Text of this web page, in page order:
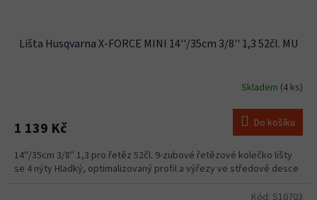
Lišta Husqvarna X-FORCE MINI 14''/35cm 3/8'' 1,3 52čl. MU
Skladem (4 ks)
1 139 Kč Do košíku
14''/35cm 3/8'' 1,3 pro řetěz 52čl. 9-zubové řetězové kolečko lišty
se 4 nýty Hladký, optimalizovaný profil a výřezy ve středové desce
Kód: S10703